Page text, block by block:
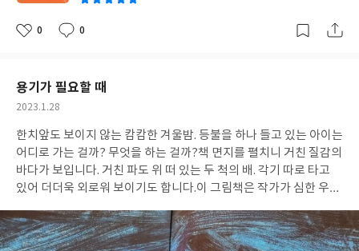
나에게 적용해 보고 싶었던 부분은 읽는 독서와 몰입 독서 그
리고 스키마 독서였다. 아이들은 이야기 듣는 것을 좋아한다. 나 역
있다. 이 책에서는 국어 '독서' 단원을 충분히 활용하여 몰입 독서를
적용하고 있었다. "아이들이 몰입 독서의 경험으로 얻은 것이 '책의
재미'라면, 다시 몰입 독서를 하게 만드는 이유는 스스로 느끼는 '성
장'이다. - p60"스키마 수업에서는 아이들의 생각과 질문을 가장 중
요하게 여긴다. 질문을 만들고 이야기 나누는 과정에서 자신의 배경
지식을 활용하고 이야기를 나누는 활동이 하브루타와도 접목이 되
는 부분이었다.또한 이 책에서는 선생님께서 직접 활용한 다양한 수
면 좋을 그림책, 이야기책을 소개해 주고 있어서 아이들과 독서 활
용 수업 구상하고 적용 하기에도 많은 도움이 될 것 같다.
좋
0
댓
0
작
용기가 필요할 때
작
일
2023.1.28
한치앞도 보이지 않는 캄캄한 겨울밤. 등불을 하나 들고 있는 아이는
어디로 가는 걸까? 무엇을 하는 걸까?책 면지를 펼치니 거친 질감의
바다가 보입니다. 거친 파도 위 떠 있는 두 척의 배. 각기 따로 타고
있어 더더욱 외로워 보이기도 합니다.이 그림책은 작가가 심한 우울
나면 어김없이 찾아오는 태양, 하지만 하루는 저물고, 떠오른 태양
도 밤에게 자리를 내어 줍니다. 당연한 하루의 섭리이지만 아이는 이